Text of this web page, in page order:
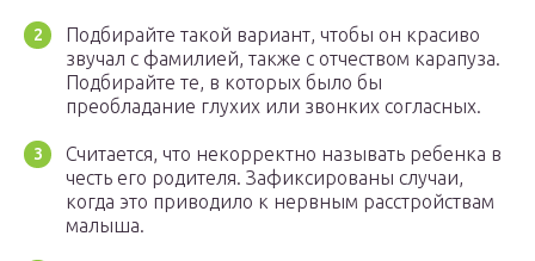
Подбирайте такой вариант, чтобы он красиво
звучал с фамилией, также с отчеством карапуза.
Подбирайте те, в которых было бы
преобладание глухих или звонких согласных.
Считается, что некорректно называть ребенка в
честь его родителя. Зафиксированы случаи,
когда это приводило к нервным расстройствам
малыша.